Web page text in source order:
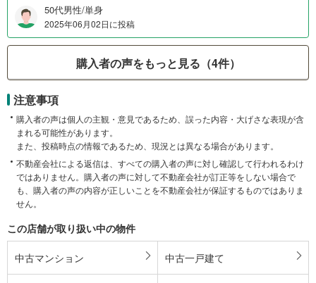
50代男性/単身
2025年06月02日に投稿
購入者の声をもっと見る（4件）
注意事項
購入者の声は個人の主観・意見であるため、誤った内容・大げさな表現が含
まれる可能性があります。
また、投稿時点の情報であるため、現況とは異なる場合があります。
不動産会社による返信は、すべての購入者の声に対し確認して行われるわけ
ではありません。購入者の声に対して不動産会社が訂正等をしない場合で
も、購入者の声の内容が正しいことを不動産会社が保証するものではありま
せん。
この店舗が取り扱い中の物件
中古マンション 中古一戸建て